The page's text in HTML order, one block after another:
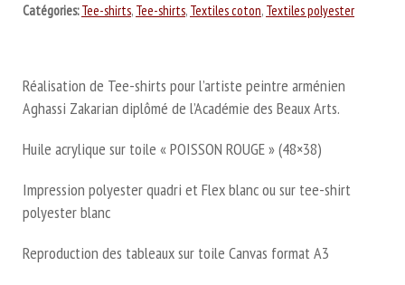
Catégories: Tee-shirts, Tee-shirts, Textiles coton, Textiles polyester
Réalisation de Tee-shirts pour l’artiste peintre arménien
Aghassi Zakarian diplômé de l’Académie des Beaux Arts.
Huile acrylique sur toile « POISSON ROUGE » (48×38)
Impression polyester quadri et Flex blanc ou sur tee-shirt
polyester blanc
Reproduction des tableaux sur toile Canvas format A3